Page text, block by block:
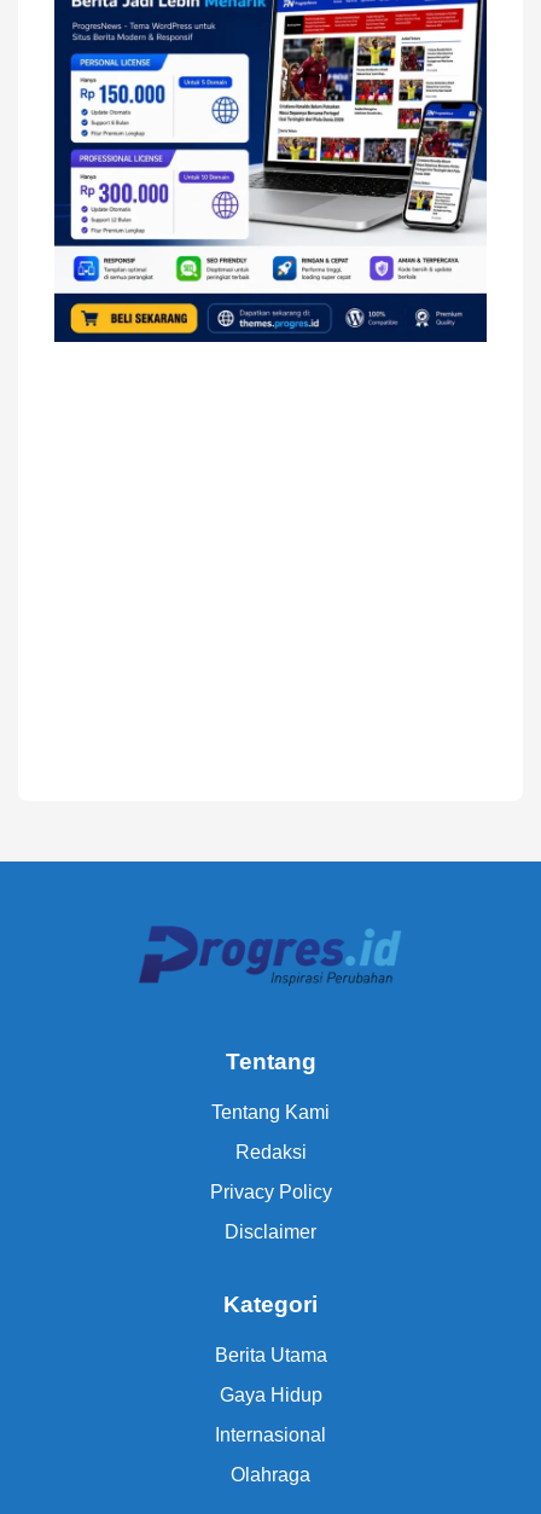
Tentang
Tentang Kami
Redaksi
Privacy Policy
Disclaimer
Kategori
Berita Utama
Gaya Hidup
Internasional
Olahraga